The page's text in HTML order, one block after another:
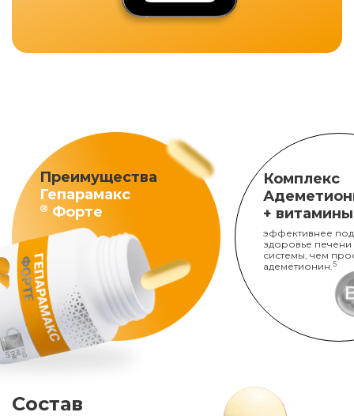
Преимущества
Гепарамакс
® Форте
Комплекс
+
эффективнее
здоровье печени
системы, чем
адеметионин. 5
Состав